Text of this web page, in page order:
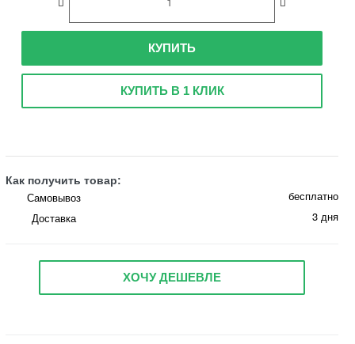
КУПИТЬ
КУПИТЬ В 1 КЛИК
Как получить товар:
Самовывоз
бесплатно
Доставка
3 дня
ХОЧУ ДЕШЕВЛЕ